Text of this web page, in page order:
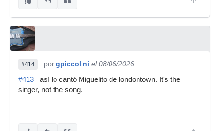
#414 por gpiccolini el 08/06/2026
#413 así lo cantó Miguelito de londontown. It's the
singer, not the song.